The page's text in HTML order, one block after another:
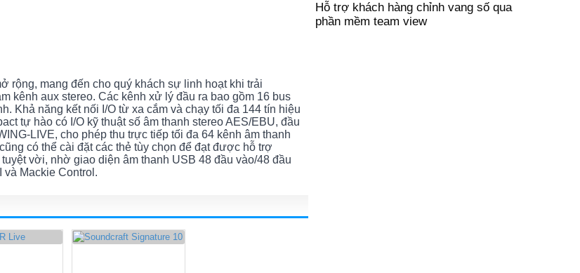
rộng, mang đến cho quý khách sự linh hoạt khi trải
kênh aux stereo. Các kênh xử lý đầu ra bao gồm 16 bus
Khả năng kết nối I/O từ xa cắm và chạy tối đa 144 tín hiệu
tự hào có I/O kỹ thuật số âm thanh stereo AES/EBU, đầu
LIVE, cho phép thu trực tiếp tối đa 64 kênh âm thanh
có thể cài đặt các thẻ tùy chọn để đạt được hỗ trợ
vời, nhờ giao diện âm thanh USB 48 đầu vào/48 đầu
và Mackie Control.
Hỗ trợ khách hàng chỉnh vang số qua
phần mềm team view